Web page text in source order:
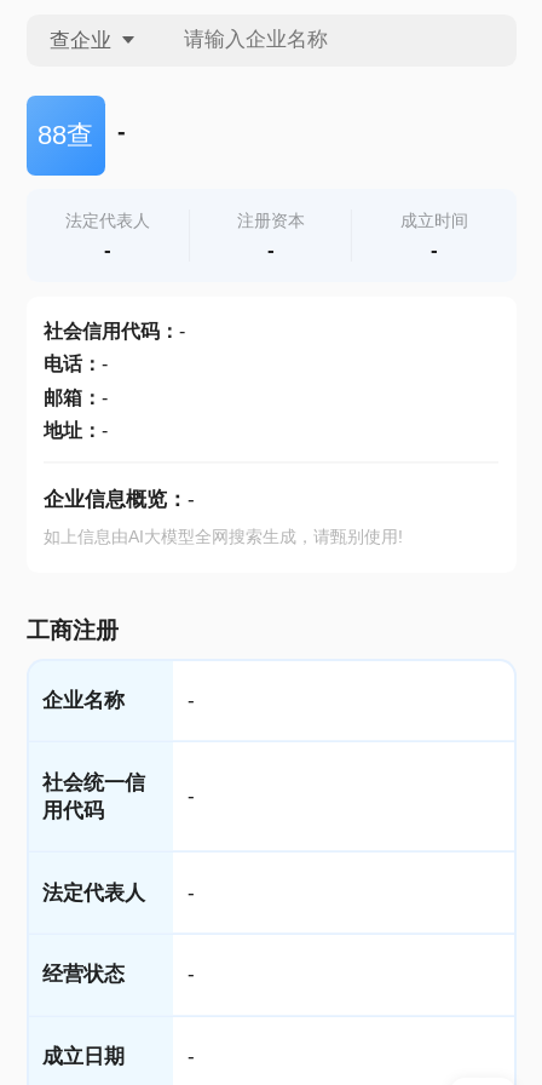
查企业
查企业
查产地
88查 -
法定代表人
-
注册资本
-
成立时间
-
社会信用代码： -
电话： -
邮箱： -
地址： -
企业信息概览： -
如上信息由AI大模型全网搜索生成，请甄别使用!
工商注册
企业名称 -
社会统一信
用代码
-
法定代表人 -
经营状态 -
成立日期 -